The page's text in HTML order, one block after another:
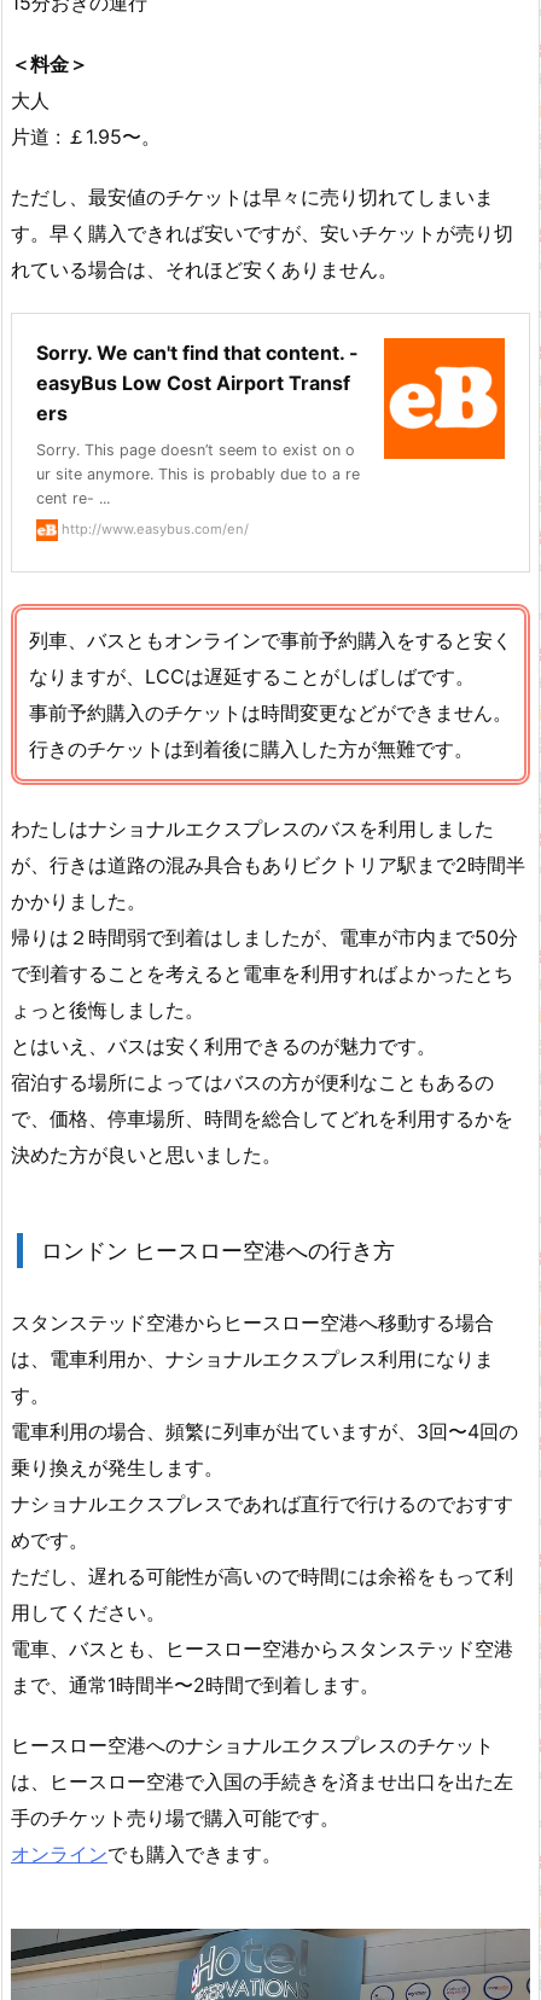
＜料金＞
大人
片道 : ￡1.95〜。
ただし、最安値のチケットは早々に売り切れてしまいま
す。早く購入できれば安いですが、安いチケットが売り切
れている場合は、それほど安くありません。
Sorry. We can't find that content. -
easyBus Low Cost Airport Transf
ers
Sorry. This page doesn’t seem to exist on o
ur site anymore. This is probably due to a re
cent re- ...
http://www.easybus.com/en/
列車、バスともオンラインで事前予約購入をすると安く
なりますが、LCCは遅延することがしばしばです。
事前予約購入のチケットは時間変更などができません。
行きのチケットは到着後に購入した方が無難です。
わたしはナショナルエクスプレスのバスを利用しました
が、行きは道路の混み具合もありビクトリア駅まで2時間半
かかりました。
帰りは２時間弱で到着はしましたが、電車が市内まで50分
で到着することを考えると電車を利用すればよかったとち
ょっと後悔しました。
とはいえ、バスは安く利用できるのが魅力です。
宿泊する場所によってはバスの方が便利なこともあるの
で、価格、停車場所、時間を総合してどれを利用するかを
決めた方が良いと思いました。
ロンドン ヒースロー空港への行き方
スタンステッド空港からヒースロー空港へ移動する場合
は、電車利用か、ナショナルエクスプレス利用になりま
す。
電車利用の場合、頻繁に列車が出ていますが、3回〜4回の
乗り換えが発生します。
ナショナルエクスプレスであれば直行で行けるのでおすす
めです。
ただし、遅れる可能性が高いので時間には余裕をもって利
用してください。
電車、バスとも、ヒースロー空港からスタンステッド空港
まで、通常1時間半〜2時間で到着します。
ヒースロー空港へのナショナルエクスプレスのチケット
は、ヒースロー空港で入国の手続きを済ませ出口を出た左
手のチケット売り場で購入可能です。
オンラインでも購入できます。